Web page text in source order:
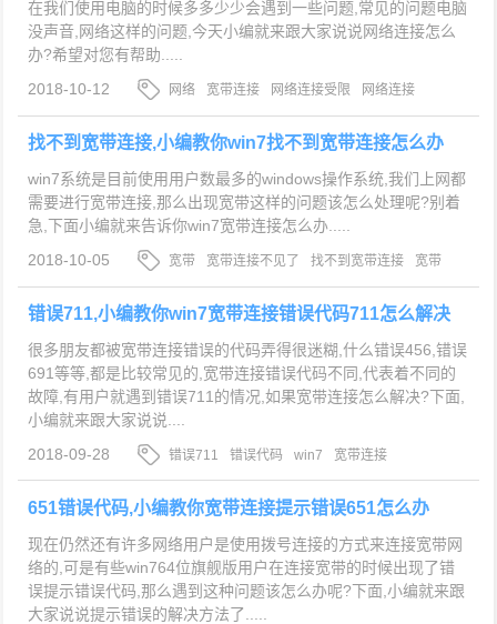
在我们使用电脑的时候多多少少会遇到一些问题,常见的问题电脑
没声音,网络这样的问题,今天小编就来跟大家说说网络连接怎么
办?希望对您有帮助.....
2018-10-12
网络 宽带连接 网络连接受限 网络连接
找不到宽带连接,小编教你win7找不到宽带连接怎么办
win7系统是目前使用用户数最多的windows操作系统,我们上网都
需要进行宽带连接,那么出现宽带这样的问题该怎么处理呢?别着
急,下面小编就来告诉你win7宽带连接怎么办.....
2018-10-05
宽带 宽带连接不见了 找不到宽带连接
宽带
连接
错误711,小编教你win7宽带连接错误代码711怎么解决
很多朋友都被宽带连接错误的代码弄得很迷糊,什么错误456,错误
691等等,都是比较常见的,宽带连接错误代码不同,代表着不同的
故障,有用户就遇到错误711的情况,如果宽带连接怎么解决?下面,
小编就来跟大家说说....
2018-09-28
错误711 错误代码 win7 宽带连接
651错误代码,小编教你宽带连接提示错误651怎么办
现在仍然还有许多网络用户是使用拨号连接的方式来连接宽带网
络的,可是有些win764位旗舰版用户在连接宽带的时候出现了错
误提示错误代码,那么遇到这种问题该怎么办呢?下面,小编就来跟
大家说说提示错误的解决方法了.....